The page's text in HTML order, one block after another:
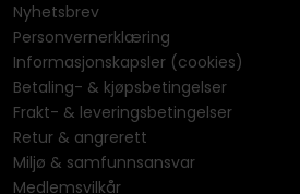
Nyhetsbrev
Personvernerklæring
Informasjonskapsler (cookies)
Betaling- & kjøpsbetingelser
Frakt- & leveringsbetingelser
Retur & angrerett
Miljø & samfunnsansvar
Medlemsvilkår